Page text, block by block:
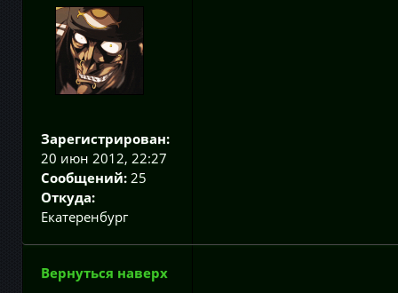
Зарегистрирован:
20 июн 2012, 22:27
Сообщений: 25
Откуда:
Екатеренбург
Вернуться наверх